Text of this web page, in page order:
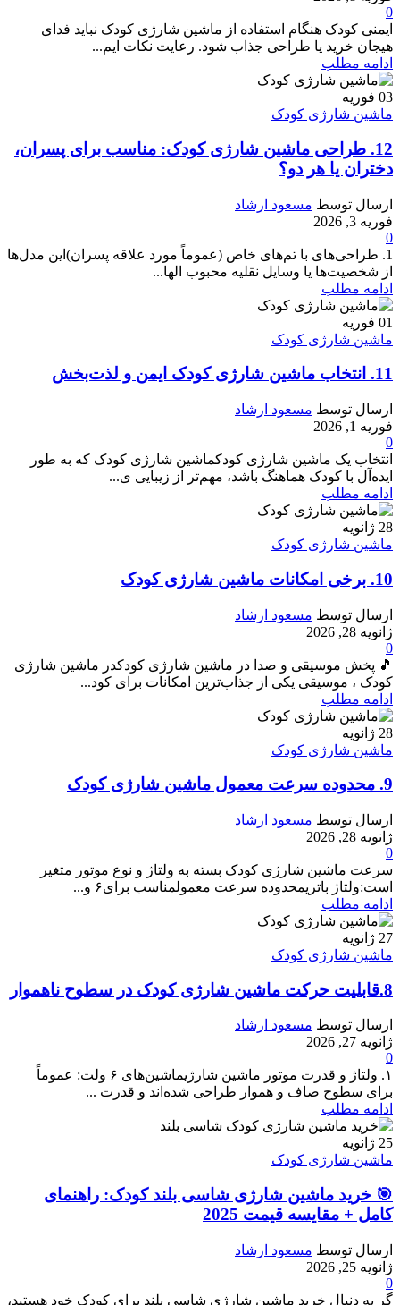
0
ایمنی کودک هنگام استفاده از ماشین شارژی کودک نباید فدای
هیجان خرید یا طراحی جذاب شود. رعایت نکات ایم...
ادامه مطلب
03 فوریه
ماشین شارژی کودک
12. طراحی ماشین شارژی کودک: مناسب برای پسران،
دختران یا هر دو؟
ارسال توسط مسعود ارشاد
فوریه 3, 2026
0
1. طراحی‌های با تم‌های خاص (عموماً مورد علاقه پسران)این مدل‌ها
از شخصیت‌ها یا وسایل نقلیه محبوب الها...
ادامه مطلب
01 فوریه
ماشین شارژی کودک
11. انتخاب ماشین شارژی کودک ایمن و لذت‌بخش
ارسال توسط مسعود ارشاد
فوریه 1, 2026
0
انتخاب یک ماشین شارژی کودکماشین شارژی کودک که به طور
ایده‌آل با کودک هماهنگ باشد، مهم‌تر از زیبایی ی...
ادامه مطلب
28 ژانویه
ماشین شارژی کودک
10. برخی امکانات ماشین شارژی کودک
ارسال توسط مسعود ارشاد
ژانویه 28, 2026
0
🎵 پخش موسیقی و صدا در ماشین شارژی کودکدر ماشین شارژی
کودک ، موسیقی یکی از جذاب‌ترین امکانات برای کود...
ادامه مطلب
28 ژانویه
ماشین شارژی کودک
9. محدوده سرعت معمول ماشین‌ شارژی کودک
ارسال توسط مسعود ارشاد
ژانویه 28, 2026
0
سرعت ماشین‌ شارژی کودک بسته به ولتاژ و نوع موتور متغیر
است:ولتاژ باتریمحدوده سرعت معمولمناسب برای۶ و...
ادامه مطلب
27 ژانویه
ماشین شارژی کودک
8.قابلیت حرکت ماشین‌ شارژی کودک در سطوح ناهموار
ارسال توسط مسعود ارشاد
ژانویه 27, 2026
0
۱. ولتاژ و قدرت موتور ماشین شارژیماشین‌های ۶ ولت: عموماً
برای سطوح صاف و هموار طراحی شده‌اند و قدرت ...
ادامه مطلب
25 ژانویه
ماشین شارژی کودک
🎯 خرید ماشین شارژی شاسی بلند کودک: راهنمای
کامل + مقایسه قیمت 2025
ارسال توسط مسعود ارشاد
ژانویه 25, 2026
0
گر به دنبال خرید ماشین شارژی شاسی بلند برای کودک خود هستید،